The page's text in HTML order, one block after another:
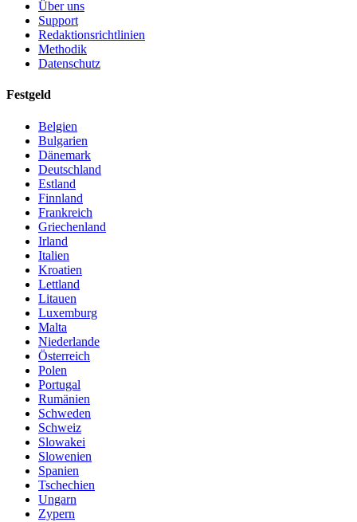
Über uns
Support
Redaktionsrichtlinien
Methodik
Datenschutz
Festgeld
Belgien
Bulgarien
Dänemark
Deutschland
Estland
Finnland
Frankreich
Griechenland
Irland
Italien
Kroatien
Lettland
Litauen
Luxemburg
Malta
Niederlande
Österreich
Polen
Portugal
Rumänien
Schweden
Schweiz
Slowakei
Slowenien
Spanien
Tschechien
Ungarn
Zypern